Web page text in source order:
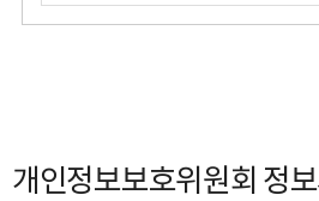
개인정보보호위원회 정